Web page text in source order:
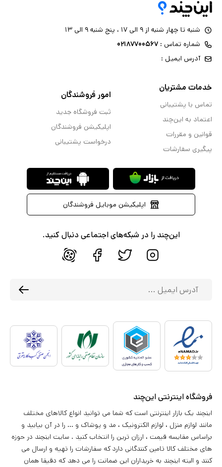
شنبه تا چهار شنبه از ۹ الی ۱۷ ، پنج شنبه ۹ الی ۱۳
شماره تماس : ۰۲۱۸۷۷۰۰۵۶۷
آدرس ایمیل :
خدمات مشتریان
تماس با پشتیبانی
اعتماد به این‌چند
قوانین و مقررات
پیگیری سفارشات
امور فروشندگان
ثبت فروشگاه جدید
اپلیکیشن فروشندگان
درخواست پشتیبانی
اپلیکیشن موبایل فروشندگان
این‌چند را در شبکه‌های اجتماعی دنبال کنید.
فروشگاه اینترنتی این‌چند
اینچند یک بازار اینترنتی است که شما می توانید انواع کالاهای مختلف
مانند لوازم منزل ، لوازم الکترونیک ، مد و پوشاک و ... را در آن بیابید و
براساس مقایسه قیمت ، ارزان ترین را انتخاب کنید . سایت اینچند در حوزه
های مختلف کالا تامین کنندگانی دارد که سفارشات را تهیه و ارسال می
کنند و البته اینچند به خریداران این ضمانت را می دهد که دقیقا همان